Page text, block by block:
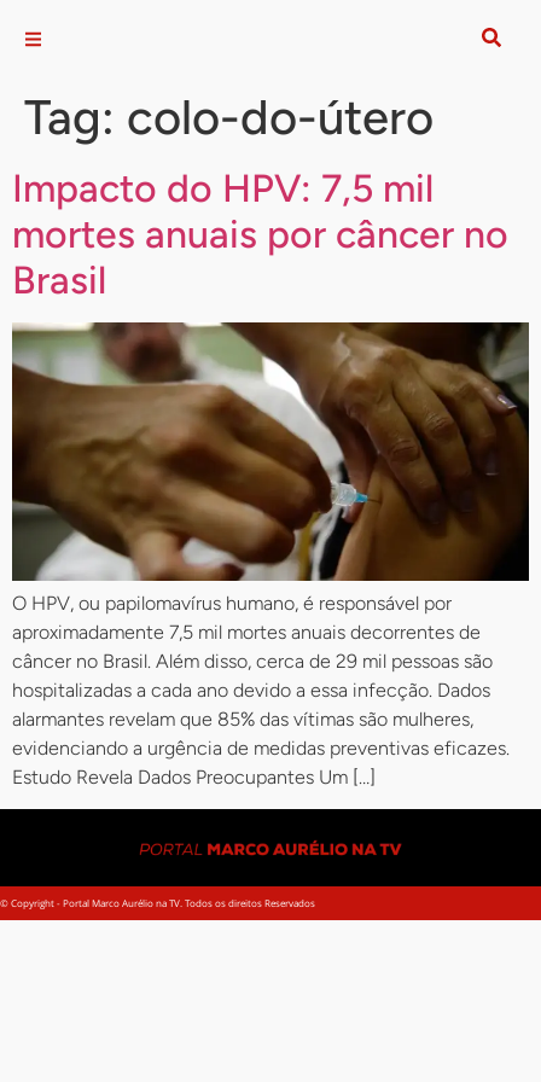
Tag: colo-do-útero
Impacto do HPV: 7,5 mil
mortes anuais por câncer no
Brasil
O HPV, ou papilomavírus humano, é responsável por
aproximadamente 7,5 mil mortes anuais decorrentes de
câncer no Brasil. Além disso, cerca de 29 mil pessoas são
hospitalizadas a cada ano devido a essa infecção. Dados
alarmantes revelam que 85% das vítimas são mulheres,
evidenciando a urgência de medidas preventivas eficazes.
Estudo Revela Dados Preocupantes Um […]
© Copyright - Portal Marco Aurélio na TV. Todos os direitos Reservados